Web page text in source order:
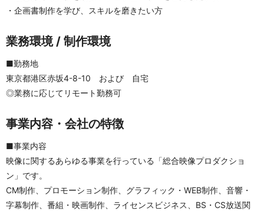
・企画書制作を学び、スキルを磨きたい方
業務環境 / 制作環境
■勤務地
東京都港区赤坂4-8-10　および　自宅
◎業務に応じてリモート勤務可
事業内容・会社の特徴
■事業内容
映像に関するあらゆる事業を行っている「総合映像プロダクショ
ン」です。
CM制作、プロモーション制作、グラフィック・WEB制作、音響・
字幕制作、番組・映画制作、ライセンスビジネス、BS・CS放送関